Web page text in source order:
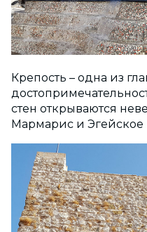
Крепость – одна из
стен открываются
Мармарис и Эгейское